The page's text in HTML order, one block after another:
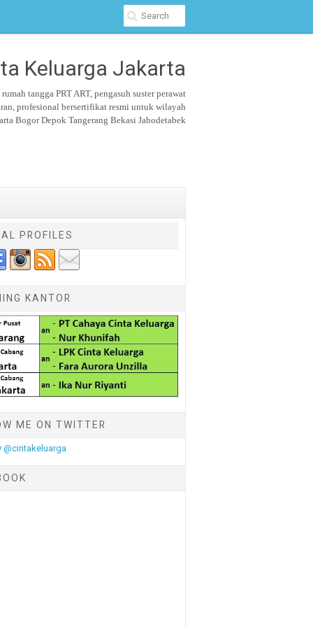
Keluarga Jakarta
tangga PRT ART, pengasuh susterperawat
profesional bersertifikat resmi untuk wilayah
Bogor Depok Tangerang Bekasi Jabodetabek
PROFILES
KANTOR
ME ON TWITTER
@cintakeluarga